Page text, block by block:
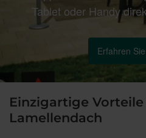
Tablet oder Handy
Erfahren
Einzigartige
Lamellendach